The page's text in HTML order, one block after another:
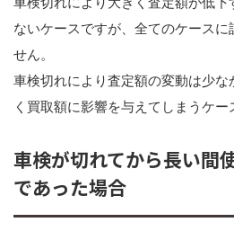
ないケースですが、全てのケースに
せん。
車検切れにより査定額の変動は少な
く買取額に影響を与えてしまうケー
車検が切れてから長い間
であった場合